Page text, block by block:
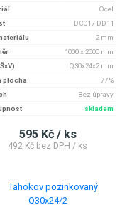
Ocel
DC01 / DD11
2 mm
1000 x 2000 mm
Q30x24x2 mm
plocha
77 %
Bez úpravy
skladem
595 Kč / ks
492 Kč bez DPH / ks